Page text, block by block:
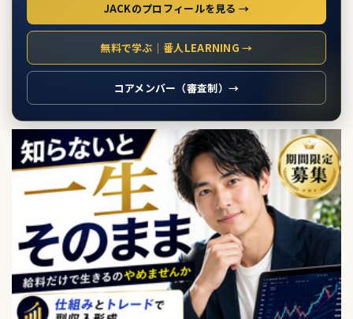
JACKのプロフィールを見る →
無料で学ぶ｜番人LEARNING →
コアメンバー（審査制）→